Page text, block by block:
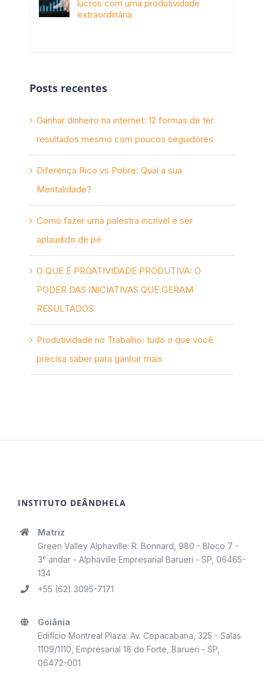
lucros com uma produtividade
extraordinária
Posts recentes
Ganhar dinheiro na internet: 12 formas de ter
resultados mesmo com poucos seguidores
Diferença Rico vs Pobre: Qual a sua
Mentalidade?
Como fazer uma palestra incrível e ser
aplaudido de pé
O QUE É PROATIVIDADE PRODUTIVA: O
PODER DAS INICIATIVAS QUE GERAM
RESULTADOS
Produtividade no Trabalho: tudo o que você
precisa saber para ganhar mais
INSTITUTO DEÂNDHELA
Matriz
Green Valley Alphaville: R. Bonnard, 980 - Bloco 7 -
3° andar - Alphaville Empresarial Barueri - SP, 06465-
134
+55 (62) 3095-7171
Goiânia
Edifício Montreal Plaza: Av. Copacabana, 325 - Salas
1109/1110, Empresarial 18 do Forte, Barueri - SP,
06472-001